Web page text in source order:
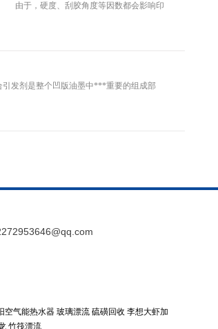
于，硬度、刮胶角度等因数都会影响印
剂是整个凹版油墨中***重要的组成部
空气能热水器 玻璃漂流 硫磺回收 李想大虾加
竹筏漂流